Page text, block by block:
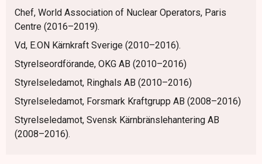
Chef, World Association of Nuclear Operators, Paris
Centre (2016–2019).
Vd, E.ON Kärnkraft Sverige (2010–2016).
Styrelseordförande, OKG AB (2010–2016)
Styrelseledamot, Ringhals AB (2010–2016)
Styrelseledamot, Forsmark Kraftgrupp AB (2008–2016)
Styrelseledamot, Svensk Kärnbränslehantering AB
(2008–2016).